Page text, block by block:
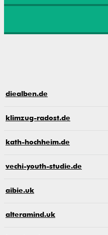
diealben.de
klimzug-radost.de
kath-hochheim.de
vechi-youth-studie.de
aibie.uk
alteramind.uk